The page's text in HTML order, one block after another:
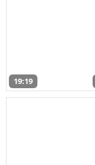
19:19